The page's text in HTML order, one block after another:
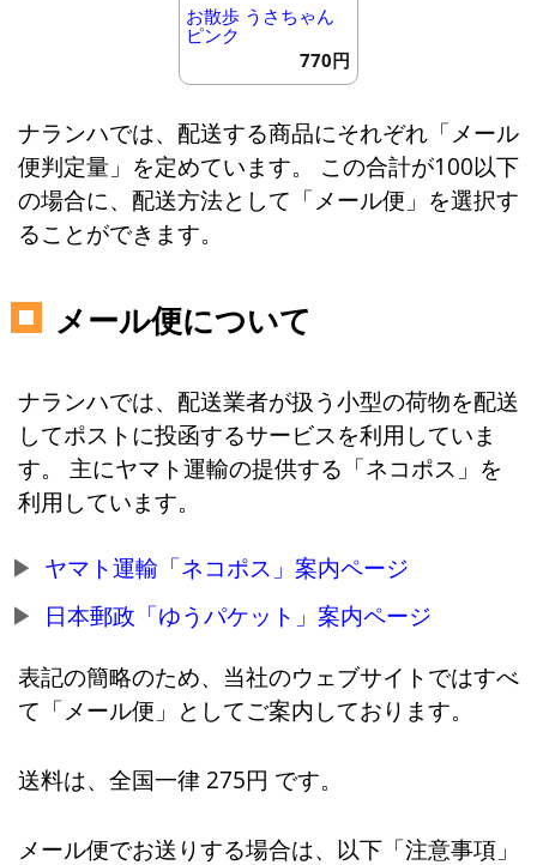
お散歩 うさちゃん
ピンク
770円
ナランハでは、配送する商品にそれぞれ「メール
便判定量」を定めています。 この合計が100以下
の場合に、配送方法として「メール便」を選択す
ることができます。
メール便について
ナランハでは、配送業者が扱う小型の荷物を配送
してポストに投函するサービスを利用していま
す。 主にヤマト運輸の提供する「ネコポス」を
利用しています。
ヤマト運輸「ネコポス」案内ページ
日本郵政「ゆうパケット」案内ページ
表記の簡略のため、当社のウェブサイトではすべ
て「メール便」としてご案内しております。
送料は、全国一律 275円 です。
メール便でお送りする場合は、以下「注意事項」